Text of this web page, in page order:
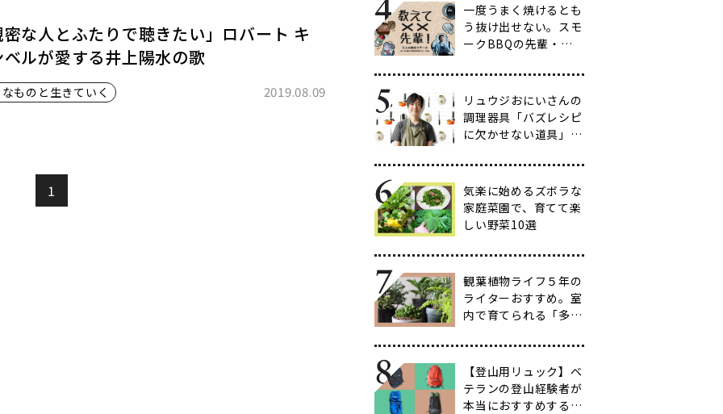
な人とふたりで聴きたい」ロバート キ
ルが愛する井上陽水の歌
ものと生きていく 2019.08.09
1
一度うまく焼けるとも
う抜け出せない。スモ
ークBBQの先輩・渋
だわりのアイテム20
選
リュウジおにいさんの
調理器具「バズレシピ
に欠かせない道具」５
気楽に始めるズボラな
家庭菜園で、育てて楽
しい野菜10選
観葉植物ライフ５年の
ライターおすすめ。室
内で育てられる「多肉
育て方も紹介】
【登山用リュック】ベ
テランの登山経験者が
本当におすすめする容